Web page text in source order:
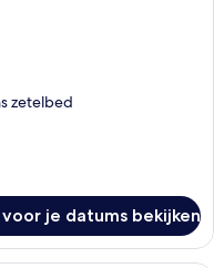
zetelbed
je datums bekijken